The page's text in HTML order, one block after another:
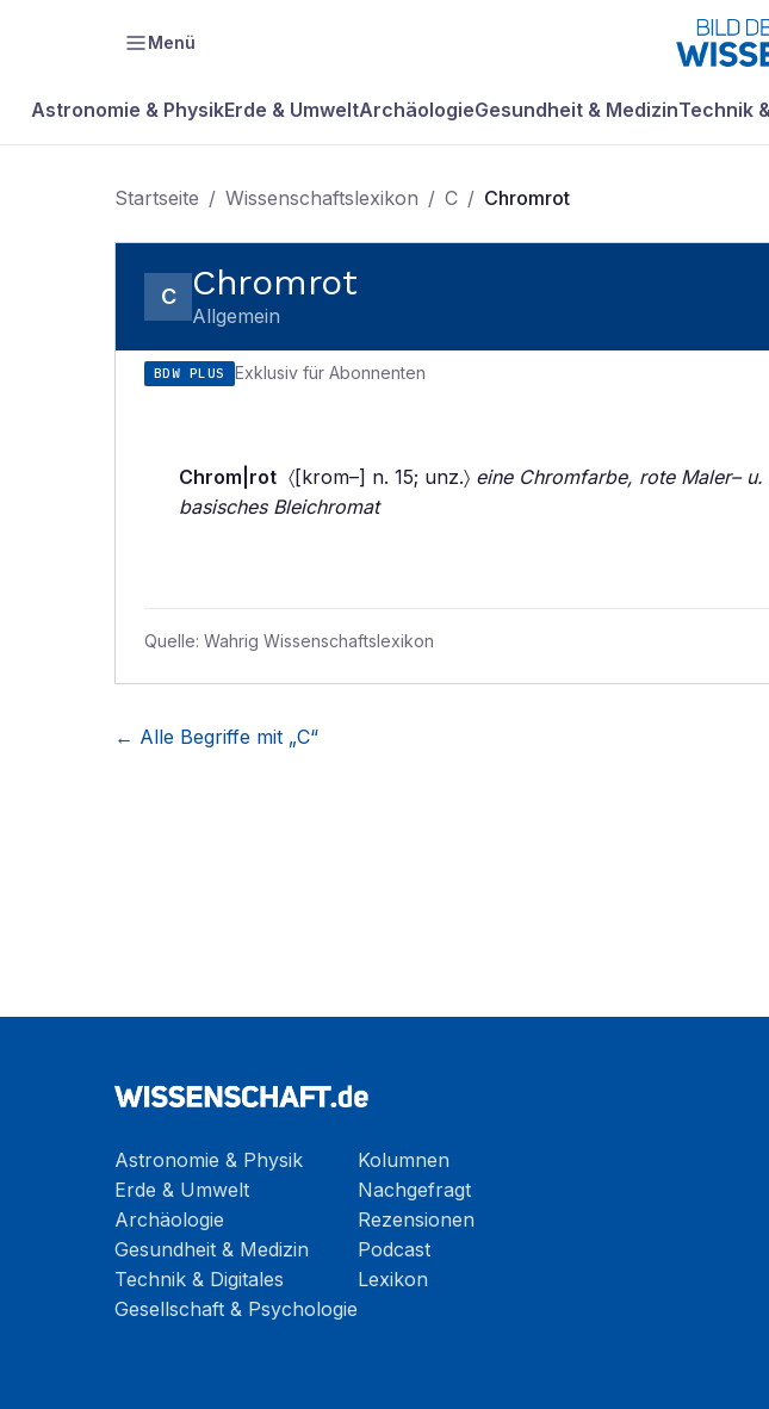
Menü
Astronomie & PhysikErde & UmweltArchäologieGesundheit & MedizinTechnik
Startseite / Wissenschaftslexikon / C / Chromrot
C Chromrot
Allgemein
BDW PLUS Exklusiv für Abonnenten
Chrom|rot 〈[krom–] n. 15; unz.〉 eine Chromfarbe, rote Maler–
basisches Bleichromat
Quelle: Wahrig Wissenschaftslexikon
← Alle Begriffe mit „C“
Astronomie & Physik
Erde & Umwelt
Archäologie
Gesundheit & Medizin
Technik & Digitales
Gesellschaft & Psychologie
Kolumnen
Nachgefragt
Rezensionen
Podcast
Lexikon